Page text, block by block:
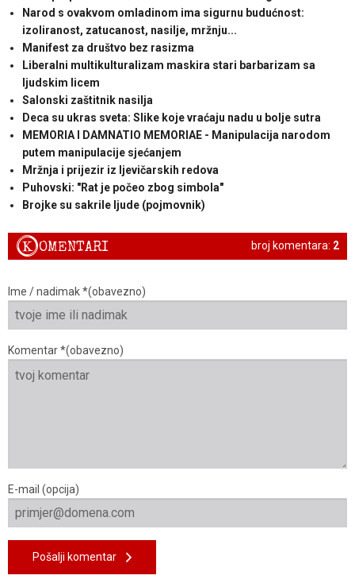
Narod s ovakvom omladinom ima sigurnu budućnost:
izoliranost, zatucanost, nasilje, mržnju...
Manifest za društvo bez rasizma
Liberalni multikulturalizam maskira stari barbarizam sa
ljudskim licem
Salonski zaštitnik nasilja
Deca su ukras sveta: Slike koje vraćaju nadu u bolje sutra
MEMORIA I DAMNATIO MEMORIAE - Manipulacija narodom
putem manipulacije sjećanjem
Mržnja i prijezir iz ljevičarskih redova
Puhovski: "Rat je počeo zbog simbola"
Brojke su sakrile ljude (pojmovnik)
broj komentara: 2
KOMENTARI
Ime / nadimak *(obavezno)
Komentar *(obavezno)
E-mail (opcija)
Pošalji komentar